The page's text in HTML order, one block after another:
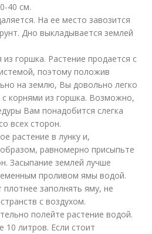
40 см.
На ее место завозится
Дно выкладывается землей
горшка. Растение продается с
поэтому положив
на землю, Вы довольно легко
корнями из горшка. Возможно,
Вам понадобится слегка
всех сторон.
растение в лунку и,
равномерно присыпьте
Засыпание землей лучше
проливом ямы водой.
плотнее заполнять яму, не
с воздухом.
полейте растение водой.
литров. Если стоит